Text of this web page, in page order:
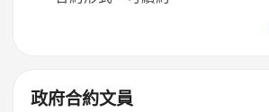
政府合約文員